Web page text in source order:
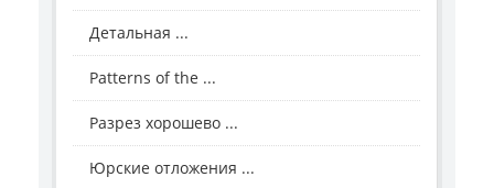
Детальная ...
Patterns of the ...
Разрез хорошево ...
Юрские отложения ...